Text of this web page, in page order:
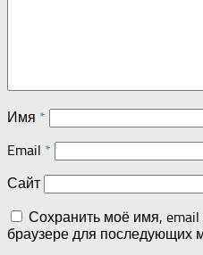
Имя *
Email *
Сайт
Сохранить моё имя, email
браузере для последующих